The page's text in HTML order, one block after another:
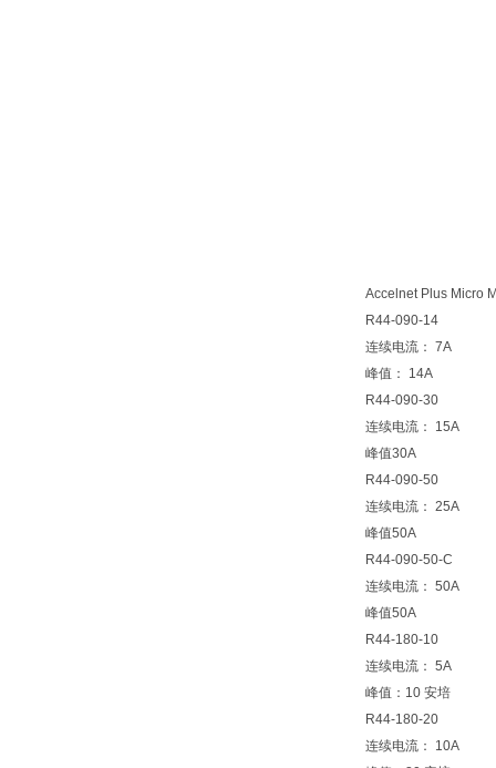
Accelnet Plus Micro
R44-090-14
连续电流： 7A
峰值： 14A
R44-090-30
连续电流： 15A
峰值30A
R44-090-50
连续电流： 25A
峰值50A
R44-090-50-C
连续电流： 50A
峰值50A
R44-180-10
连续电流： 5A
峰值：10 安培
R44-180-20
连续电流： 10A